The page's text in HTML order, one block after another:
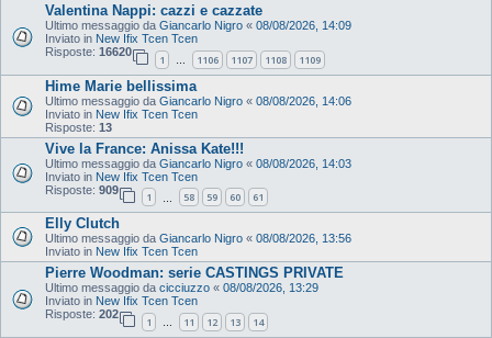
Valentina Nappi: cazzi e cazzate
Ultimo messaggio da Giancarlo Nigro « 08/08/2026, 14:09
Inviato in New Ifix Tcen Tcen
Risposte: 16620
1 … 1106 1107 1108 1109
Hime Marie bellissima
Ultimo messaggio da Giancarlo Nigro « 08/08/2026, 14:06
Inviato in New Ifix Tcen Tcen
Risposte: 13
Vive la France: Anissa Kate!!!
Ultimo messaggio da Giancarlo Nigro « 08/08/2026, 14:03
Inviato in New Ifix Tcen Tcen
Risposte: 909
1 58 59 60 61
Elly Clutch
Ultimo messaggio da Giancarlo Nigro « 08/08/2026, 13:56
Inviato in New Ifix Tcen Tcen
Pierre Woodman: serie CASTINGS PRIVATE
Ultimo messaggio da cicciuzzo « 08/08/2026, 13:29
Inviato in New Ifix Tcen Tcen
Risposte: 202
1 … 11 12 13 14